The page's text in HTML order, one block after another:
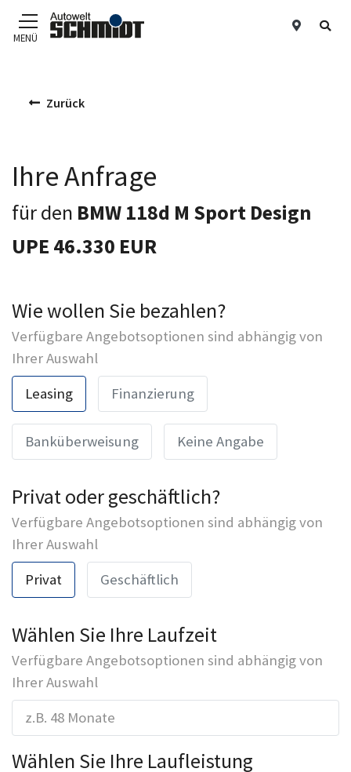
MENÜ
Zurück
Ihre Anfrage
für den BMW 118d M Sport Design
UPE 46.330 EUR
Wie wollen Sie bezahlen?
Verfügbare Angebotsoptionen sind abhängig von
Ihrer Auswahl
Leasing
Finanzierung
Banküberweisung Keine Angabe
Privat oder geschäftlich?
Verfügbare Angebotsoptionen sind abhängig von
Ihrer Auswahl
Privat
Geschäftlich
Wählen Sie Ihre Laufzeit
Verfügbare Angebotsoptionen sind abhängig von
Ihrer Auswahl
z.B. 48 Monate
Wählen Sie Ihre Laufleistung